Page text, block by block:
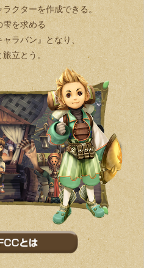
クターを作成できる。
雫を求める
ラバン』となり、
旅立とう。